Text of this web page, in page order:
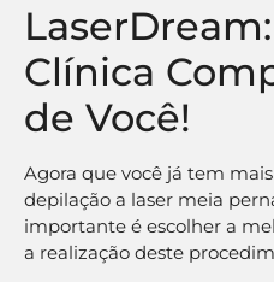
Clínica
de Você!
Agora que você já tem
depilação a laser meia
importante é escolher a
a realização deste